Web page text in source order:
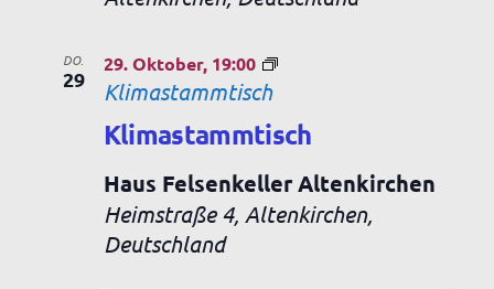
DO.
29
Klimastammtisch
29. Oktober, 19:00
Klimastammtisch
Haus Felsenkeller Altenkirchen
Heimstraße 4, Altenkirchen,
Deutschland